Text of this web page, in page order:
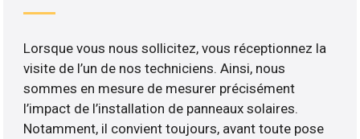
Lorsque vous nous sollicitez, vous réceptionnez la
visite de l’un de nos techniciens. Ainsi, nous
sommes en mesure de mesurer précisément
l’impact de l’installation de panneaux solaires.
Notamment, il convient toujours, avant toute pose